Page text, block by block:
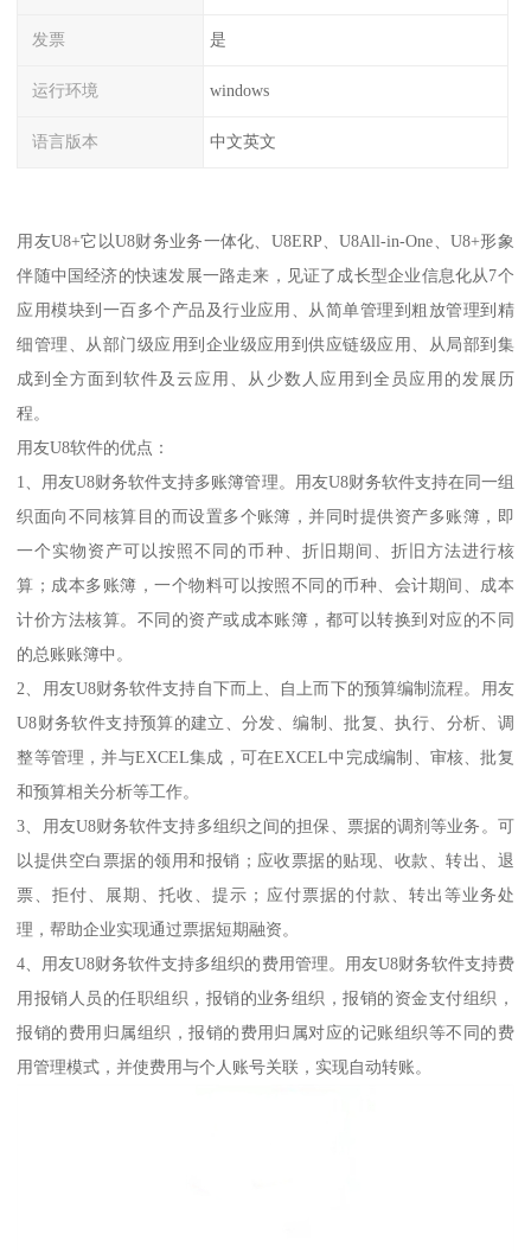
发票 是
运行环境 windows
语言版本 中文英文
用友U8+它以U8财务业务一体化、U8ERP、U8All-in-One、U8+形象
伴随中国经济的快速发展一路走来，见证了成长型企业信息化从7个
应用模块到一百多个产品及行业应用、从简单管理到粗放管理到精
细管理、从部门级应用到企业级应用到供应链级应用、从局部到集
成到全方面到软件及云应用、从少数人应用到全员应用的发展历
程。
用友U8软件的优点：
1、用友U8财务软件支持多账簿管理。用友U8财务软件支持在同一组
织面向不同核算目的而设置多个账簿，并同时提供资产多账簿，即
一个实物资产可以按照不同的币种、折旧期间、折旧方法进行核
算；成本多账簿，一个物料可以按照不同的币种、会计期间、成本
计价方法核算。不同的资产或成本账簿，都可以转换到对应的不同
的总账账簿中。
2、用友U8财务软件支持自下而上、自上而下的预算编制流程。用友
U8财务软件支持预算的建立、分发、编制、批复、执行、分析、调
整等管理，并与EXCEL集成，可在EXCEL中完成编制、审核、批复
和预算相关分析等工作。
3、用友U8财务软件支持多组织之间的担保、票据的调剂等业务。可
以提供空白票据的领用和报销；应收票据的贴现、收款、转出、退
票、拒付、展期、托收、提示；应付票据的付款、转出等业务处
理，帮助企业实现通过票据短期融资。
4、用友U8财务软件支持多组织的费用管理。用友U8财务软件支持费
用报销人员的任职组织，报销的业务组织，报销的资金支付组织，
报销的费用归属组织，报销的费用归属对应的记账组织等不同的费
用管理模式，并使费用与个人账号关联，实现自动转账。